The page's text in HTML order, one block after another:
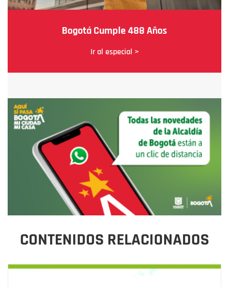
Bogotá Cumple 488 Años
Ir al especial >
CONTENIDOS RELACIONADOS